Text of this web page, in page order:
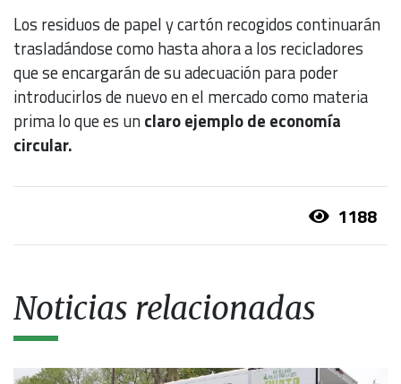
Los residuos de papel y cartón recogidos continuarán
trasladándose como hasta ahora a los recicladores
que se encargarán de su adecuación para poder
introducirlos de nuevo en el mercado como materia
prima lo que es unclaro ejemplo de economía
circular.
1188
Noticias relacionadas